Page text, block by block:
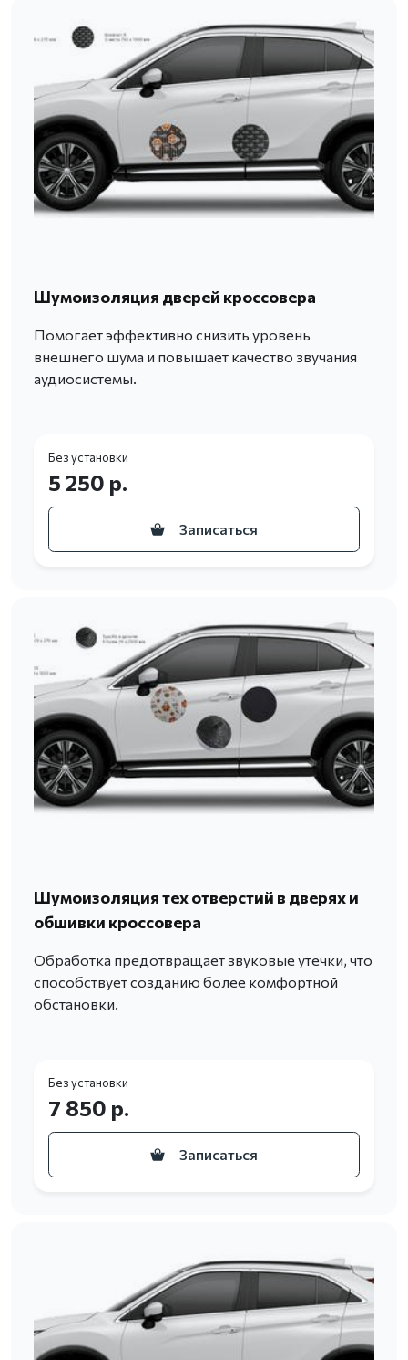
Шумоизоляция дверей кроссовера
Помогает эффективно снизить уровень
внешнего шума и повышает качество звучания
аудиосистемы.
Без установки
5 250 р.
Записаться
Шумоизоляция тех отверстий в дверях и
обшивки кроссовера
Обработка предотвращает звуковые утечки, что
способствует созданию более комфортной
обстановки.
Без установки
7 850 р.
Записаться